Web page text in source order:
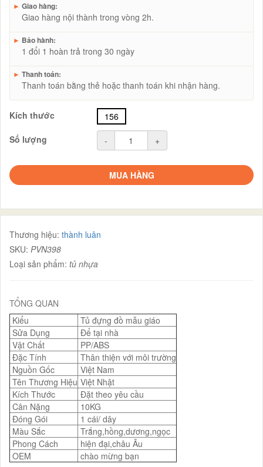
► Giao hàng:
Giao hàng nội thành trong vòng 2h.
► Bảo hành:
1 đổi 1 hoàn trả trong 30 ngày
► Thanh toán:
Thanh toán bằng thẻ hoặc thanh toán khi nhận hàng.
Kích thước
156
Số lượng
- +
MUA HÀNG
Thương hiệu: thành luân
SKU: PVN398
Loại sản phẩm: tủ nhựa
TỔNG QUAN
Kiểu
Tủ đựng đồ mẫu giáo
Sửa Dụng
Để tại nhà
Vật Chất
PP/ABS
Đặc Tính
Thân thiện với môi trường
Nguồn Gốc
Việt Nam
Tên Thương Hiệu Việt Nhật
Kích Thước
Đặt theo yêu cầu
Cân Nặng
10KG
Đóng Gói
1 cái/ dây
Màu Sắc
Trắng,hồng,dương,ngọc
Phong Cách
hiện đại,châu Âu
OEM
chào mừng bạn